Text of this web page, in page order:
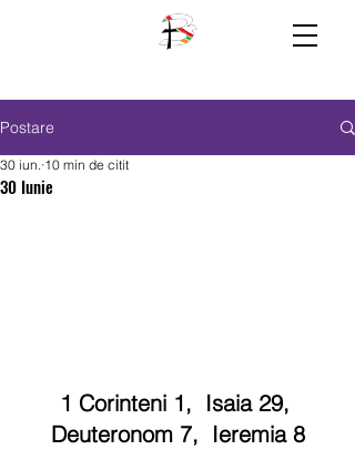
Postare
30 Iunie
30 iun. 10 min de citit
1 Corinteni 1,  Isaia 29,
Deuteronom 7,  Ieremia 8